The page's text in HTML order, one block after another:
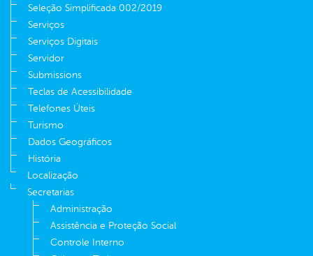
Seleção Simplificada 002/2019
Serviços
Serviços Digitais
Servidor
Submissions
Teclas de Acessibilidade
Telefones Úteis
Turismo
Dados Geográficos
História
Localização
Secretarias
Administração
Assistência e Proteção Social
Controle Interno